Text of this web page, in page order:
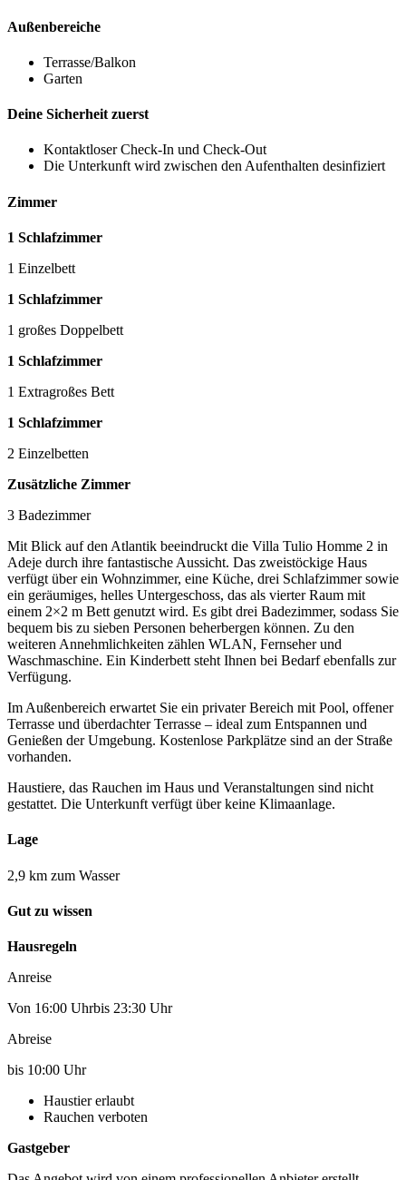
Außenbereiche
Terrasse/Balkon
Garten
Deine Sicherheit zuerst
Kontaktloser Check-In und Check-Out
Die Unterkunft wird zwischen den Aufenthalten desinfiziert
Zimmer
1 Schlafzimmer
1 Einzelbett
1 Schlafzimmer
1 großes Doppelbett
1 Schlafzimmer
1 Extragroßes Bett
1 Schlafzimmer
2 Einzelbetten
Zusätzliche Zimmer
3 Badezimmer
Mit Blick auf den Atlantik beeindruckt die Villa Tulio Homme 2 in
Adeje durch ihre fantastische Aussicht. Das zweistöckige Haus
verfügt über ein Wohnzimmer, eine Küche, drei Schlafzimmer sowie
ein geräumiges, helles Untergeschoss, das als vierter Raum mit
einem 2×2 m Bett genutzt wird. Es gibt drei Badezimmer, sodass Sie
bequem bis zu sieben Personen beherbergen können. Zu den
weiteren Annehmlichkeiten zählen WLAN, Fernseher und
Waschmaschine. Ein Kinderbett steht Ihnen bei Bedarf ebenfalls zur
Verfügung.
Im Außenbereich erwartet Sie ein privater Bereich mit Pool, offener
Terrasse und überdachter Terrasse – ideal zum Entspannen und
Genießen der Umgebung. Kostenlose Parkplätze sind an der Straße
vorhanden.
Haustiere, das Rauchen im Haus und Veranstaltungen sind nicht
gestattet. Die Unterkunft verfügt über keine Klimaanlage.
Lage
2,9 km zum Wasser
Gut zu wissen
Hausregeln
Anreise
Von 16:00 Uhrbis 23:30 Uhr
Abreise
bis 10:00 Uhr
Haustier erlaubt
Rauchen verboten
Gastgeber